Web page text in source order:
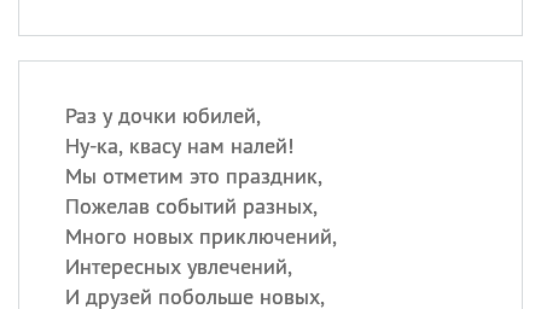
Раз у дочки юбилей,
Ну-ка, квасу нам налей!
Мы отметим это праздник,
Пожелав событий разных,
Много новых приключений,
Интересных увлечений,
И друзей побольше новых,